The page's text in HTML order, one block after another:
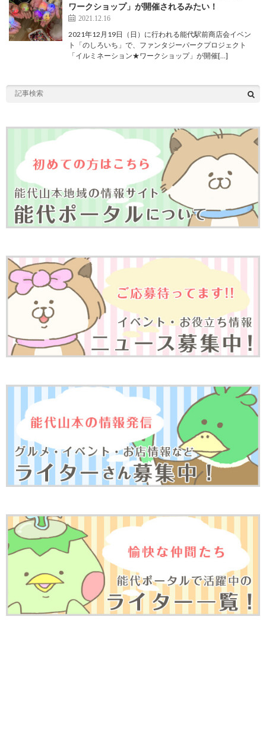
ワークショップ」が開催されるみたい！
2021.12.16
2021年12月19日（日）に行われる能代駅前商店会イベン
ト「のしろいち」で、ファンタジーパークプロジェクト
「イルミネーション★ワークショップ」が開催[…]